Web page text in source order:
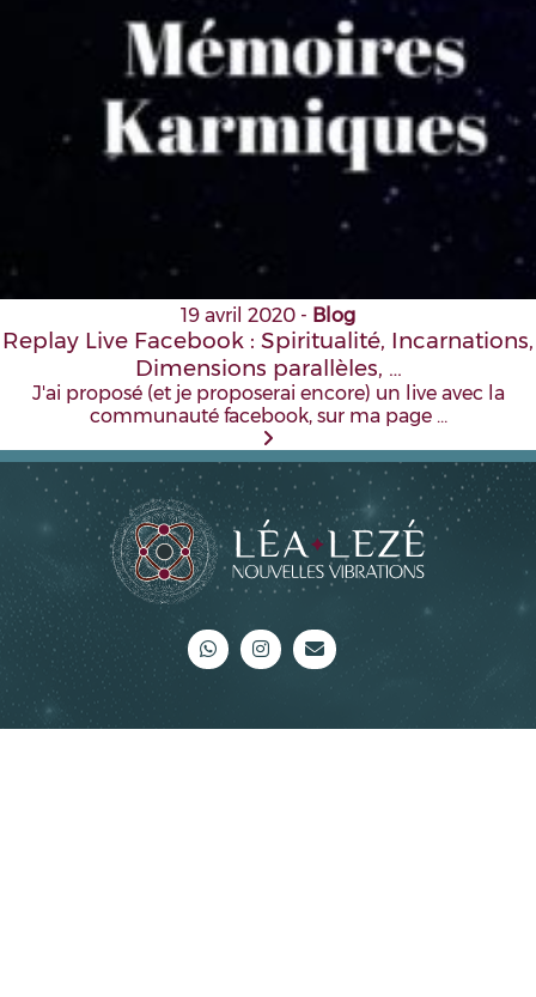
19 avril 2020 - Blog
Replay Live Facebook : Spiritualité, Incarnations,
Dimensions parallèles, …
J'ai proposé (et je proposerai encore) un live avec la
communauté facebook, sur ma page …